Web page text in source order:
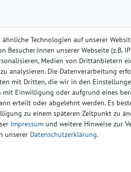
Technologien auf unserer
Besucher:innen unserer Webseite (z.B.
Medien von Drittanbietern
analysieren. Die Datenverarbeitung
mit Dritten, die wir in den
mit Einwilligung oder aufgrund eines
erteilt oder abgelehnt werden. Es
zu einem späteren Zeitpunkt zu
Impressum und weitere Hinweise zur
unserer Daten­schutz­erklärung.